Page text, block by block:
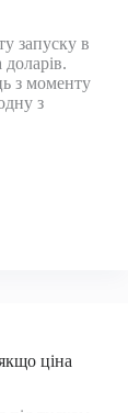
запуску в
з моменту
з
ціна